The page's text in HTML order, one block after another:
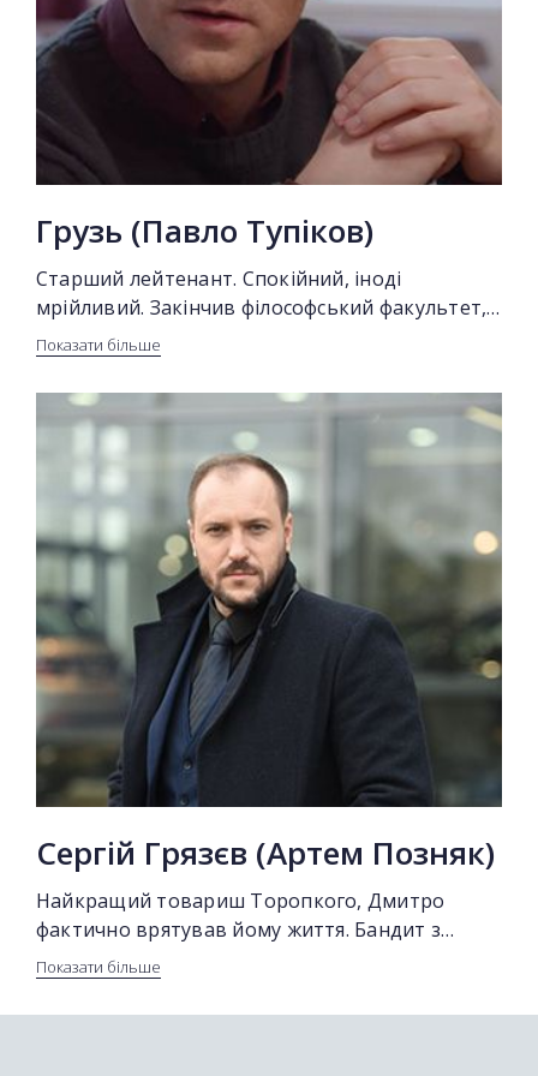
Грузь (Павло Тупіков)
Старший лейтенант. Спокійний, іноді
мрійливий. Закінчив філософський факультет,
тому часто висловлюється незрозуміло для
інших.
Показати більше
Сергій Грязєв (Артем Позняк)
Найкращий товариш Торопкого, Дмитро
фактично врятував йому життя. Бандит з
кримінальним минулим. Володіє кількома
гіпермаркетами та торговими центрами,
автосалоном, є частка в банку і інших бізнесах.
Показати більше